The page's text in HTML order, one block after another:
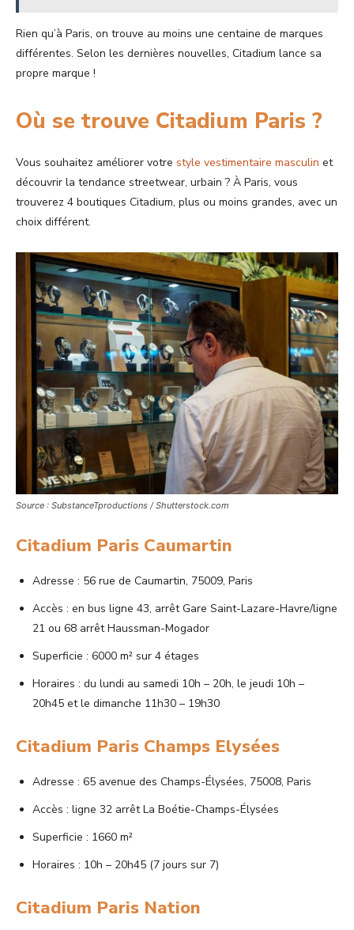
Rien qu’à Paris, on trouve au moins une centaine de marques
différentes. Selon les dernières nouvelles, Citadium lance sa
propre marque !
Où se trouve Citadium Paris ?
Vous souhaitez améliorer votre style vestimentaire masculin et
découvrir la tendance streetwear, urbain ? À Paris, vous
trouverez 4 boutiques Citadium, plus ou moins grandes, avec un
choix différent.
Source : SubstanceTproductions / Shutterstock.com
Citadium Paris Caumartin
Adresse : 56 rue de Caumartin, 75009, Paris
Accès : en bus ligne 43, arrêt Gare Saint-Lazare-Havre/ligne
21 ou 68 arrêt Haussman-Mogador
Superficie : 6000 m² sur 4 étages
Horaires : du lundi au samedi 10h – 20h, le jeudi 10h –
20h45 et le dimanche 11h30 – 19h30
Citadium Paris Champs Elysées
Adresse : 65 avenue des Champs-Élysées, 75008, Paris
Accès : ligne 32 arrêt La Boétie-Champs-Élysées
Superficie : 1660 m²
Horaires : 10h – 20h45 (7 jours sur 7)
Citadium Paris Nation